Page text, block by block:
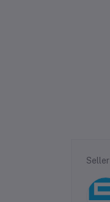
Seller